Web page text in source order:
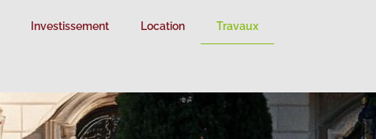
Investissement Location Travaux